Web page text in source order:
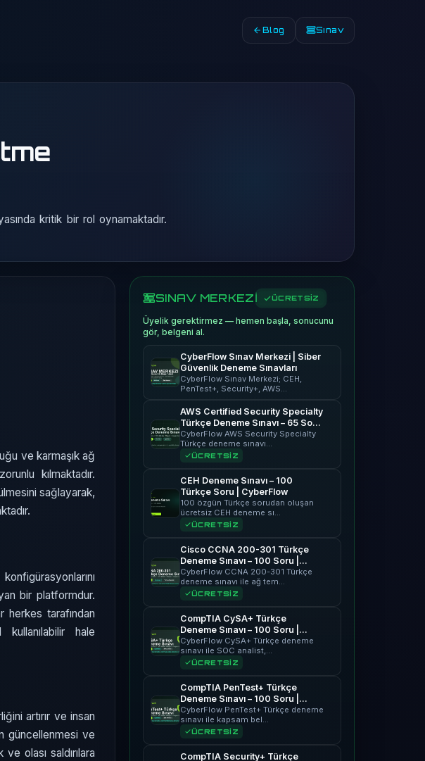
Blog Sınav
kritik bir rol oynamaktadır.
ve karmaşık ağ
kılmaktadır.
sağlayarak,
bir platformdur.
herkes tarafından
kullanılabilir hale
artırır ve insan
güncellenmesi ve
olası saldırılara
SINAV MERKEZİ ÜCRETSİZ
Üyelik gerektirmez — hemen başla, sonucunu
gör, belgeni al.
CyberFlow Sınav Merkezi | Siber
Güvenlik Deneme Sınavları
CyberFlow Sınav Merkezi; CEH,
PenTest+, Security+, AWS…
AWS Certified Security Specialty
Türkçe Deneme Sınavı – 65 Soru
| CyberFlow
CyberFlow AWS Security Specialty
Türkçe deneme sınavı…
ÜCRETSİZ
CEH Deneme Sınavı – 100
Türkçe Soru | CyberFlow
100 özgün Türkçe sorudan oluşan
ücretsiz CEH deneme sı…
ÜCRETSİZ
Cisco CCNA 200-301 Türkçe
Deneme Sınavı – 100 Soru |
CyberFlow
CyberFlow CCNA 200-301 Türkçe
deneme sınavı ile ağ tem…
ÜCRETSİZ
CompTIA CySA+ Türkçe
Deneme Sınavı – 100 Soru |
CyberFlow
CyberFlow CySA+ Türkçe deneme
sınavı ile SOC analist,…
ÜCRETSİZ
CompTIA PenTest+ Türkçe
Deneme Sınavı – 100 Soru |
CyberFlow
CyberFlow PenTest+ Türkçe deneme
sınavı ile kapsam bel…
ÜCRETSİZ
CompTIA Security+ Türkçe